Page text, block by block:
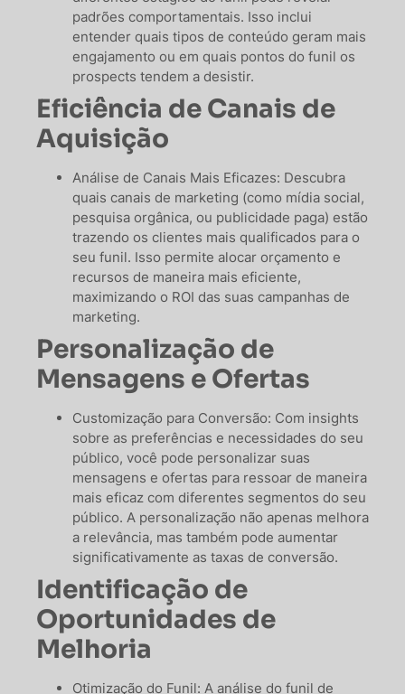
padrões comportamentais. Isso inclui
entender quais tipos de conteúdo geram mais
engajamento ou em quais pontos do funil os
prospects tendem a desistir.
Eficiência de Canais de
Aquisição
Análise de Canais Mais Eficazes: Descubra
quais canais de marketing (como mídia social,
pesquisa orgânica, ou publicidade paga) estão
trazendo os clientes mais qualificados para o
seu funil. Isso permite alocar orçamento e
recursos de maneira mais eficiente,
maximizando o ROI das suas campanhas de
marketing.
Personalização de
Mensagens e Ofertas
Customização para Conversão: Com insights
sobre as preferências e necessidades do seu
público, você pode personalizar suas
mensagens e ofertas para ressoar de maneira
mais eficaz com diferentes segmentos do seu
público. A personalização não apenas melhora
a relevância, mas também pode aumentar
significativamente as taxas de conversão.
Identificação de
Oportunidades de
Melhoria
Otimização do Funil: A análise do funil de